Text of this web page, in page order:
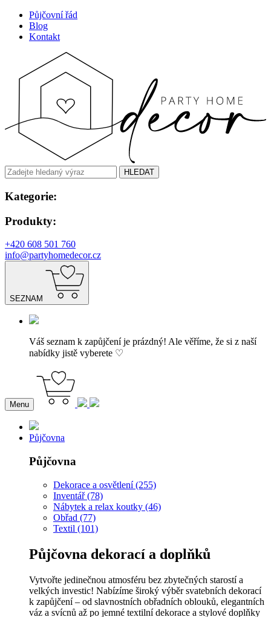
Půjčovní řád
Blog
Kontakt
HLEDAT
Kategorie:
Produkty:
+420 608 501 760
info@partyhomedecor.cz
SEZNAM
Váš seznam k zapůjčení je prázdný! Ale věříme, že si z naší
nabídky jistě vyberete ♡
Menu
Půjčovna
Půjčovna
Dekorace a osvětlení (255)
Inventář (78)
Nábytek a relax koutky (46)
Obřad (77)
Textil (101)
Půjčovna dekorací a doplňků
Vytvořte jedinečnou atmosféru bez zbytečných starostí a
velkých investic! Nabízíme široký výběr svatebních dekorací
k zapůjčení – od slavnostních obřadních oblouků, elegantních
váz a svícnů až po jemné textilní dekorace a stylové doplňky